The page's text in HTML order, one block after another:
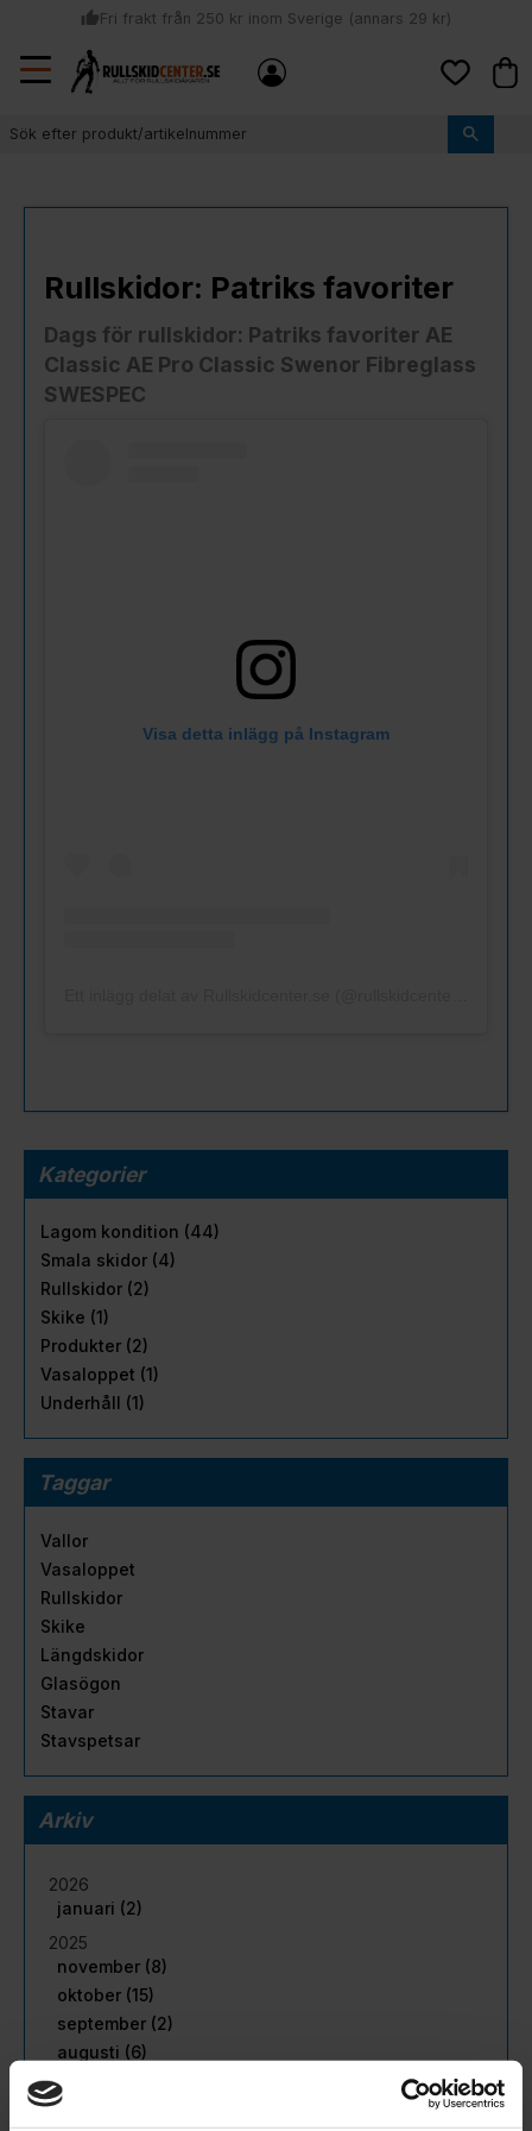
Meny
thumb_upFri frakt från 250 kr inom Sverige (annars 29 kr)
local_shipping
Sommar: Beställ innan kl 11:00 (mån-ons) och vi skickar lagervaror
samma dag
Rullskidor: Patriks favoriter
Dags för rullskidor: Patriks favoriter AE
Classic AE Pro Classic Swenor Fibreglass
SWESPEC
Visa detta inlägg på Instagram
Kategorier
Lagom kondition (44)
Smala skidor (4)
Rullskidor (2)
Skike (1)
Produkter (2)
Vasaloppet (1)
Underhåll (1)
Taggar
Vallor
Vasaloppet
Rullskidor
Skike
Längdskidor
Glasögon
Stavar
Stavspetsar
Arkiv
2026
januari (2)
2025
november (8)
oktober (15)
september (2)
augusti (6)
juli (5)
juni (11)